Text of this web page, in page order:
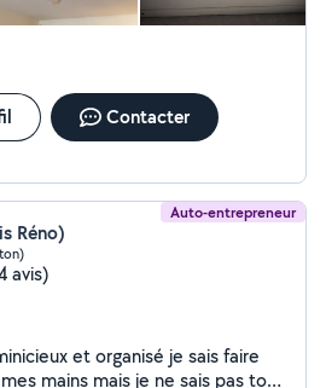
Contacter
Auto-entrepreneur
Réno)
avis)
et organisé je sais faire
mains mais je ne sais pas tout